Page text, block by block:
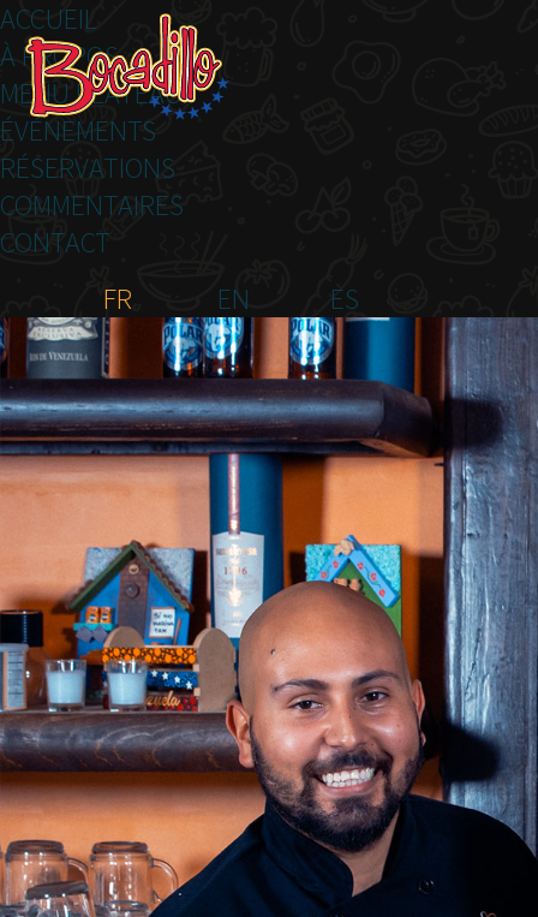
ACCUEIL
À PROPOS
MENU PLATEAU
ÉVÉNEMENTS
RÉSERVATIONS
COMMENTAIRES
CONTACT
FR
EN ES